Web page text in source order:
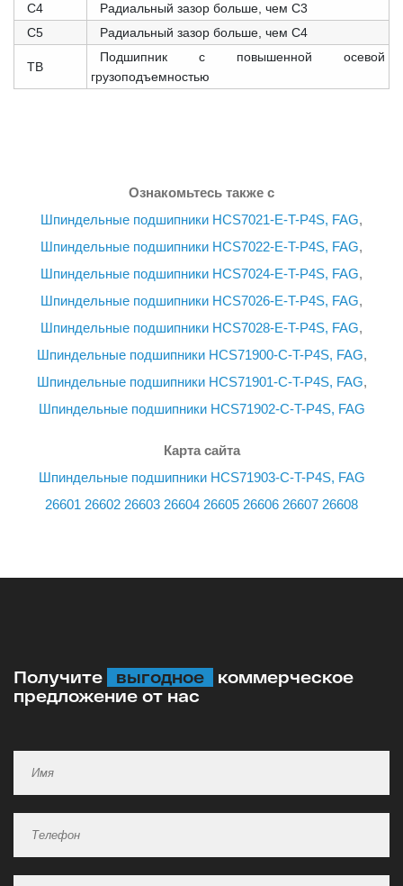
C4
Радиальный зазор больше, чем C3
C5
Радиальный зазор больше, чем C4
TB
Подшипник с повышенной осевой
грузоподъемностью
Ознакомьтесь также с
Шпиндельные подшипники HCS7021-E-T-P4S, FAG,
Шпиндельные подшипники HCS7022-E-T-P4S, FAG,
Шпиндельные подшипники HCS7024-E-T-P4S, FAG,
Шпиндельные подшипники HCS7026-E-T-P4S, FAG,
Шпиндельные подшипники HCS7028-E-T-P4S, FAG,
Шпиндельные подшипники HCS71900-C-T-P4S, FAG,
Шпиндельные подшипники HCS71901-C-T-P4S, FAG,
Шпиндельные подшипники HCS71902-C-T-P4S, FAG
Карта сайта
Шпиндельные подшипники HCS71903-C-T-P4S, FAG
26601 26602 26603 26604 26605 26606 26607 26608
Получите выгодное
коммерческое
предложение от нас